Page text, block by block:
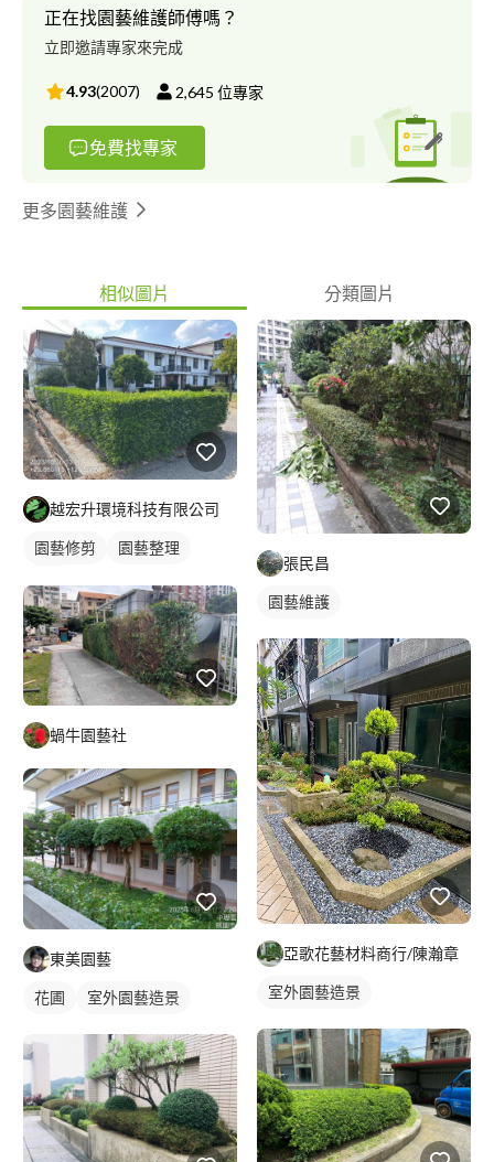
正在找園藝維護師傅嗎？
立即邀請專家來完成
4.93(2007) 2,645 位專家
免費找專家
更多園藝維護
相似圖片 分類圖片
越宏升環境科技有限公司
園藝修剪
園藝整理
蝸牛園藝社
東美園藝
花圃 室外園藝造景
張民昌
園藝維護
亞歌花藝材料商行/陳瀚章
室外園藝造景